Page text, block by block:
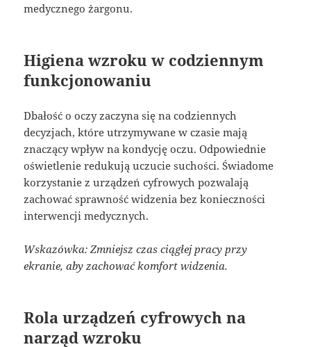
medycznego żargonu.
Higiena wzroku w codziennym
funkcjonowaniu
Dbałość o oczy zaczyna się na codziennych
decyzjach, które utrzymywane w czasie mają
znaczący wpływ na kondycję oczu. Odpowiednie
oświetlenie redukują uczucie suchości. Świadome
korzystanie z urządzeń cyfrowych pozwalają
zachować sprawność widzenia bez konieczności
interwencji medycznych.
Wskazówka: Zmniejsz czas ciągłej pracy przy
ekranie, aby zachować komfort widzenia.
Rola urządzeń cyfrowych na
narząd wzroku